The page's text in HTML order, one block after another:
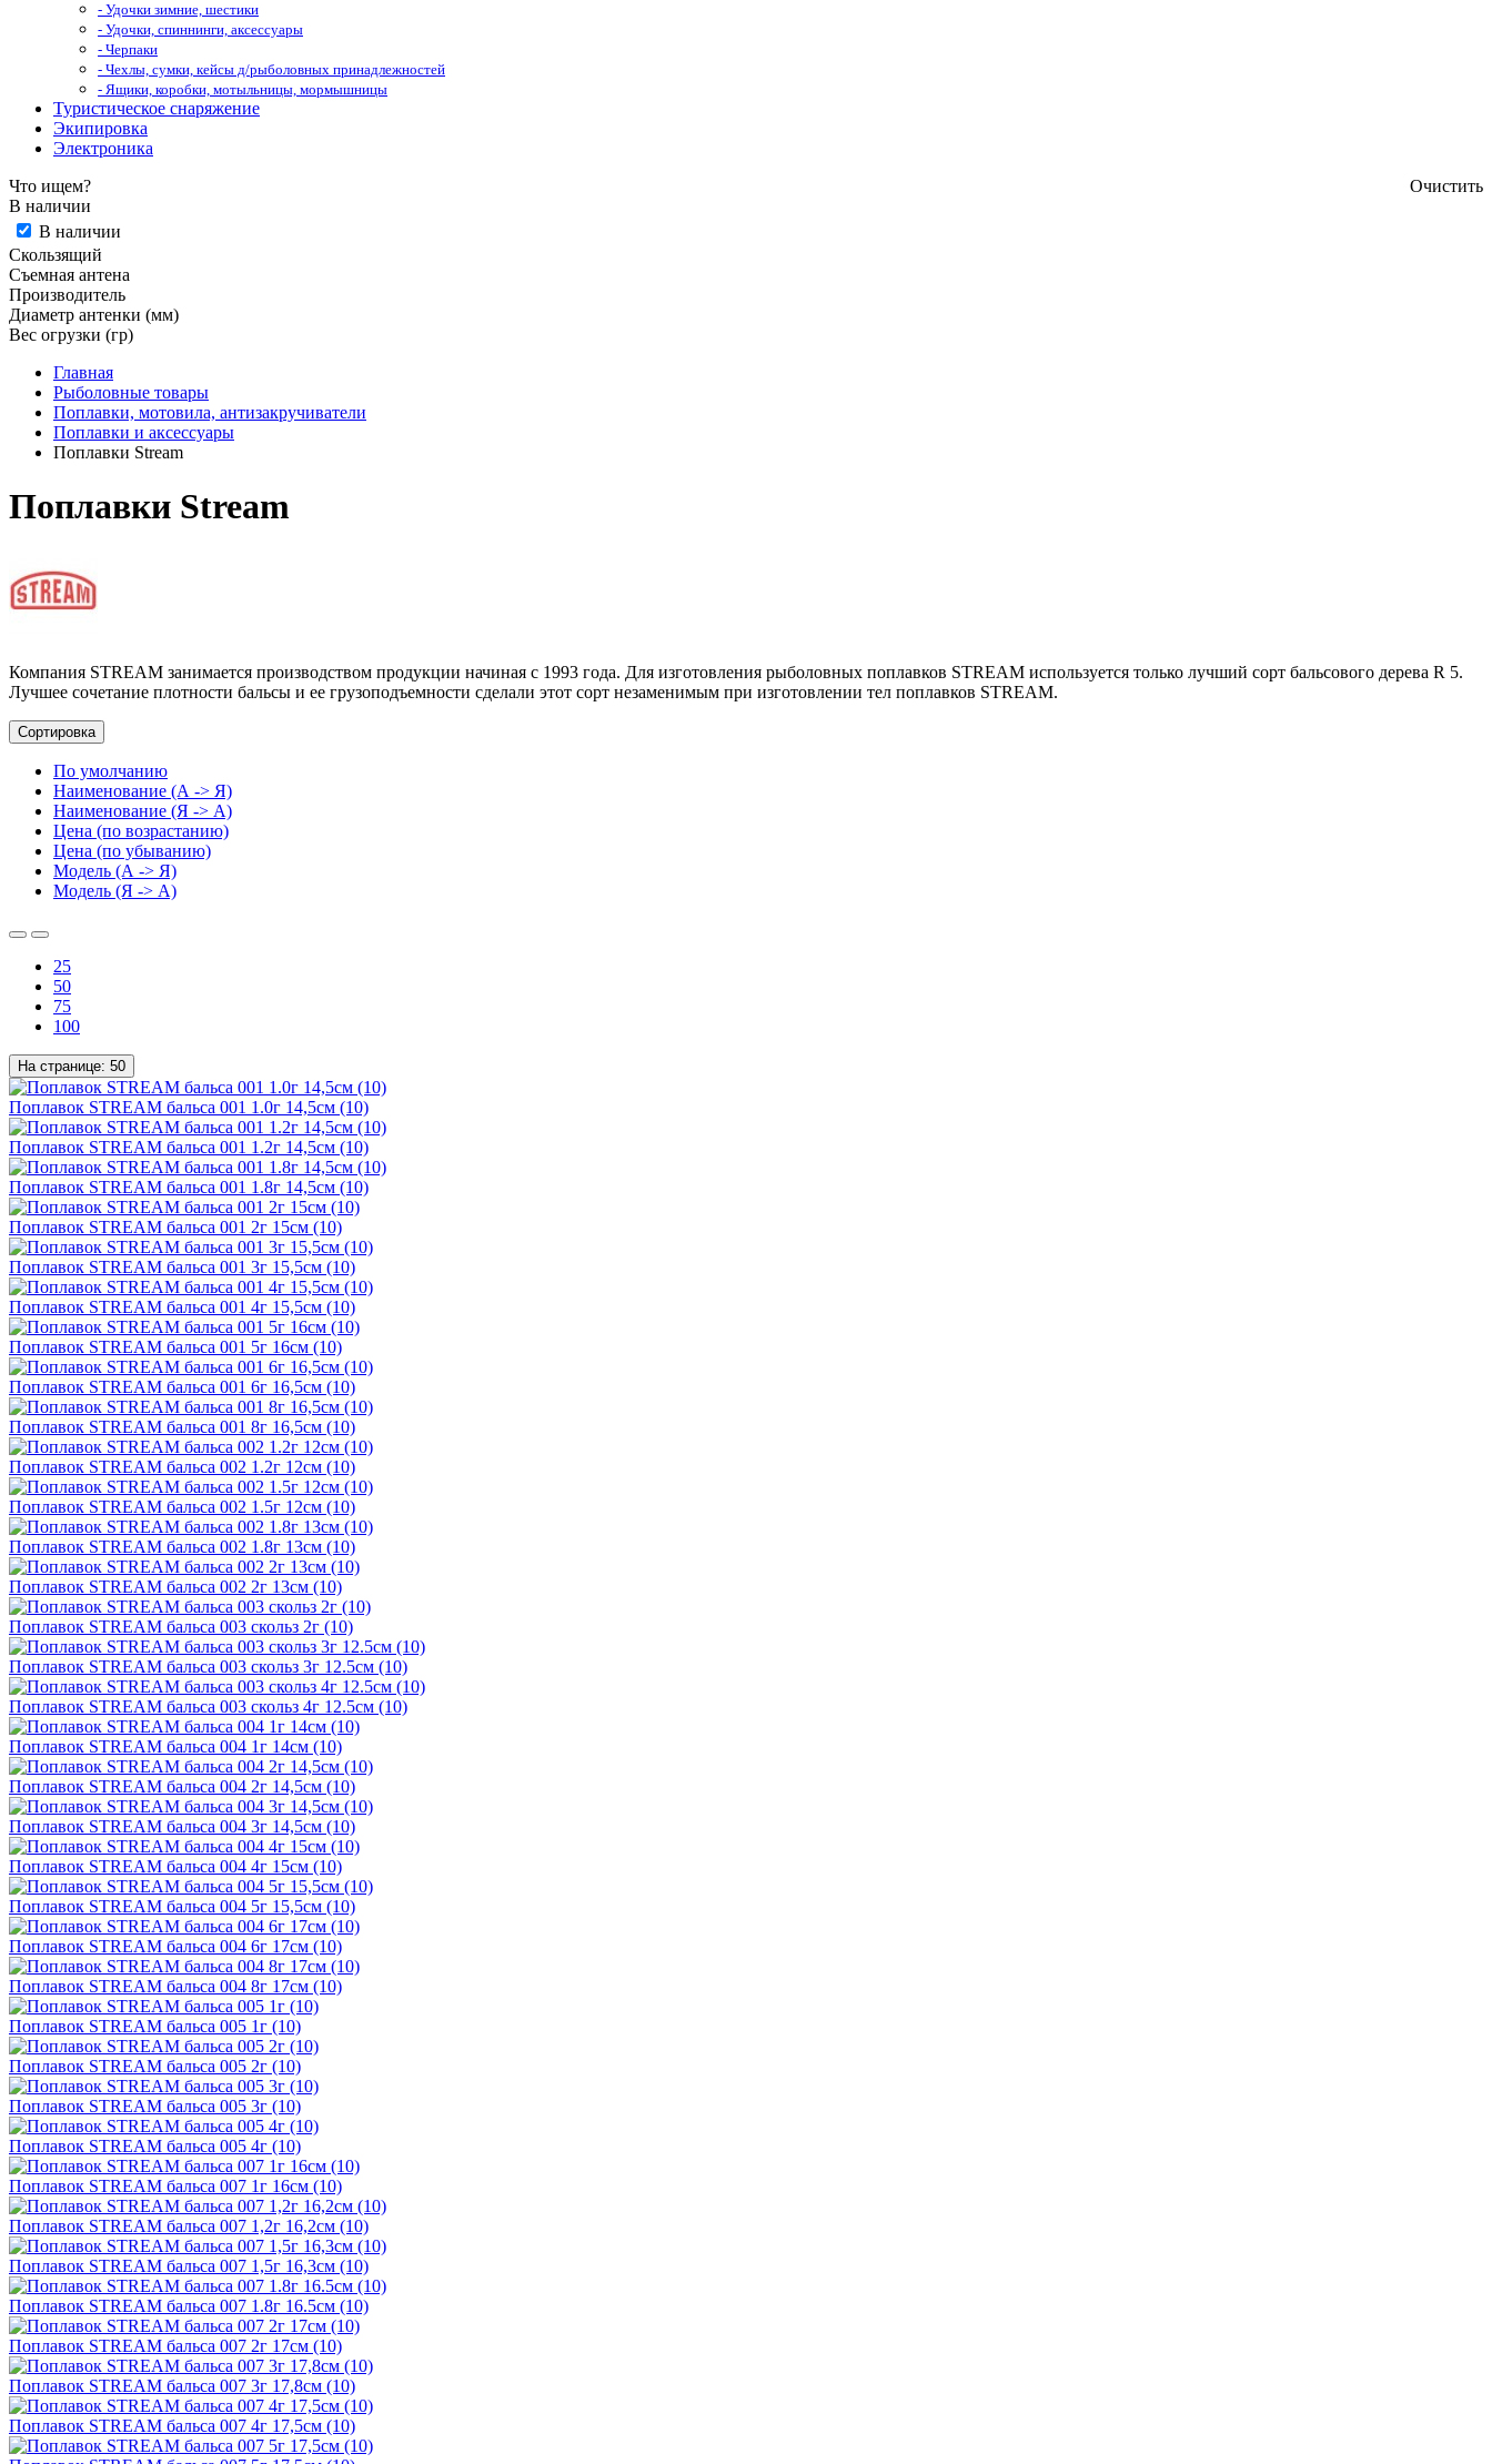
- Удочки зимние, шестики
- Удочки, спиннинги, аксессуары
- Черпаки
- Чехлы, сумки, кейсы д/рыболовных принадлежностей
- Ящики, коробки, мотыльницы, мормышницы
Туристическое снаряжение
Экипировка
Электроника
Что ищем?
Очистить
В наличии
В наличии
Скользящий
Съемная антена
Производитель
Диаметр антенки (мм)
Вес огрузки (гр)
Главная
Рыболовные товары
Поплавки, мотовила, антизакручиватели
Поплавки и аксессуары
Поплавки Stream
Поплавки Stream
Компания STREAM занимается производством продукции начиная с 1993 года. Для изготовления рыболовных поплавков STREAM используется только лучший сорт бальсового дерева R 5.
Лучшее сочетание плотности бальсы и еe грузоподъемности сделали этот сорт незаменимым при изготовлении тел поплавков STREAM.
Сортировка
По умолчанию
Наименование (А -> Я)
Наименование (Я -> А)
Цена (по возрастанию)
Цена (по убыванию)
Модель (А -> Я)
Модель (Я -> А)
25
50
75
100
На странице: 50
Поплавок STREAM бальса 001 1.0г 14,5см (10)
Поплавок STREAM бальса 001 1.2г 14,5см (10)
Поплавок STREAM бальса 001 1.8г 14,5см (10)
Поплавок STREAM бальса 001 2г 15см (10)
Поплавок STREAM бальса 001 3г 15,5см (10)
Поплавок STREAM бальса 001 4г 15,5см (10)
Поплавок STREAM бальса 001 5г 16см (10)
Поплавок STREAM бальса 001 6г 16,5см (10)
Поплавок STREAM бальса 001 8г 16,5см (10)
Поплавок STREAM бальса 002 1.2г 12см (10)
Поплавок STREAM бальса 002 1.5г 12см (10)
Поплавок STREAM бальса 002 1.8г 13см (10)
Поплавок STREAM бальса 002 2г 13см (10)
Поплавок STREAM бальса 003 скольз 2г (10)
Поплавок STREAM бальса 003 скольз 3г 12.5см (10)
Поплавок STREAM бальса 003 скольз 4г 12.5см (10)
Поплавок STREAM бальса 004 1г 14см (10)
Поплавок STREAM бальса 004 2г 14,5см (10)
Поплавок STREAM бальса 004 3г 14,5см (10)
Поплавок STREAM бальса 004 4г 15см (10)
Поплавок STREAM бальса 004 5г 15,5см (10)
Поплавок STREAM бальса 004 6г 17см (10)
Поплавок STREAM бальса 004 8г 17см (10)
Поплавок STREAM бальса 005 1г (10)
Поплавок STREAM бальса 005 2г (10)
Поплавок STREAM бальса 005 3г (10)
Поплавок STREAM бальса 005 4г (10)
Поплавок STREAM бальса 007 1г 16см (10)
Поплавок STREAM бальса 007 1,2г 16,2см (10)
Поплавок STREAM бальса 007 1,5г 16,3см (10)
Поплавок STREAM бальса 007 1.8г 16.5см (10)
Поплавок STREAM бальса 007 2г 17см (10)
Поплавок STREAM бальса 007 3г 17,8см (10)
Поплавок STREAM бальса 007 4г 17,5см (10)